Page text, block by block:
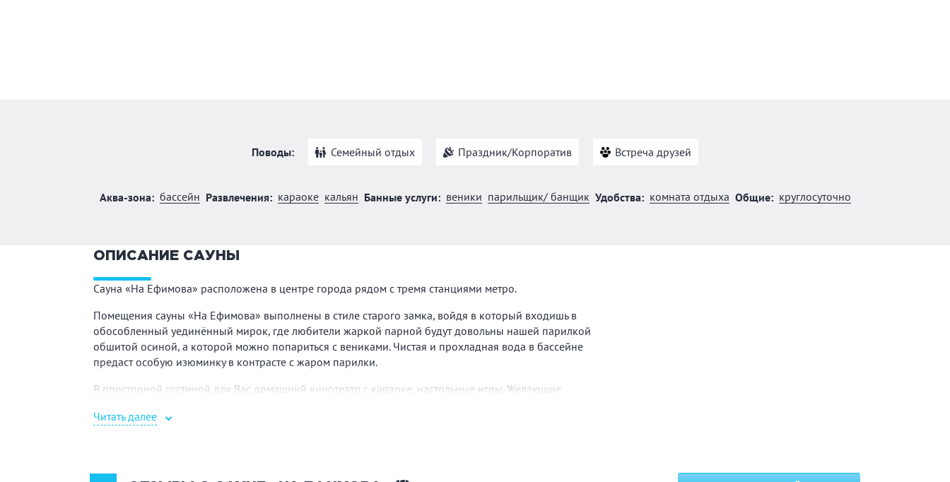
Поводы: Семейный отдых Праздник/Корпоратив Встреча друзей
Аква-зона: бассейн Развлечения: караоке кальян Банные услуги: веники парильщик/ банщик Удобства: комната отдыха Общие: круглосуточно
ОПИСАНИЕ САУНЫ
Сауна «На Ефимова» расположена в центре города рядом с тремя станциями метро.
Помещения сауны «На Ефимова» выполнены в стиле старого замка, войдя в который входишь в
обособленный уединённый мирок, где любители жаркой парной будут довольны нашей парилкой
обшитой осиной, а которой можно попариться с вениками. Чистая и прохладная вода в бассейне
предаст особую изюминку в контрасте с жаром парилки.
В просторной гостиной для Вас домашний кинотеатр с караоке, настольные игры. Желающие
Приятным бонусом для гостей будет набор средств личной гигиены (одноразовые шампунь, мыло,
Читать далее